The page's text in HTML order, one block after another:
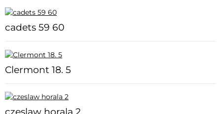
cadets 59 60
Clermont 18. 5